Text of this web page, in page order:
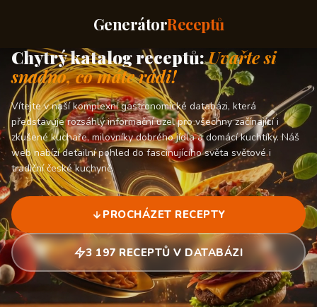
GenerátorReceptů
Chytrý katalog receptů:Uvařte si
snadno, co máte rádi!
Vítejte v naší komplexní gastronomické databázi, která
představuje rozsáhlý informační uzel pro všechny začínající i
zkušené kuchaře, milovníky dobrého jídla a domácí kuchtíky. Náš
web nabízí detailní pohled do fascinujícího světa světové i
tradiční české kuchyně.
PROCHÁZET RECEPTY
3 197 RECEPTŮ V DATABÁZI